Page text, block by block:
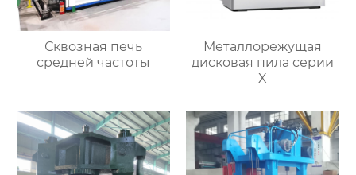
Сквозная печь
средней частоты
Металлорежущая
дисковая пила серии
X